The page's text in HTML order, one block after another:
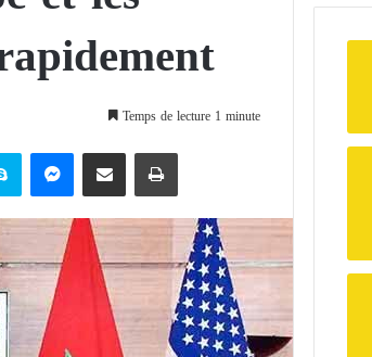
Temps de lecture 1 minute